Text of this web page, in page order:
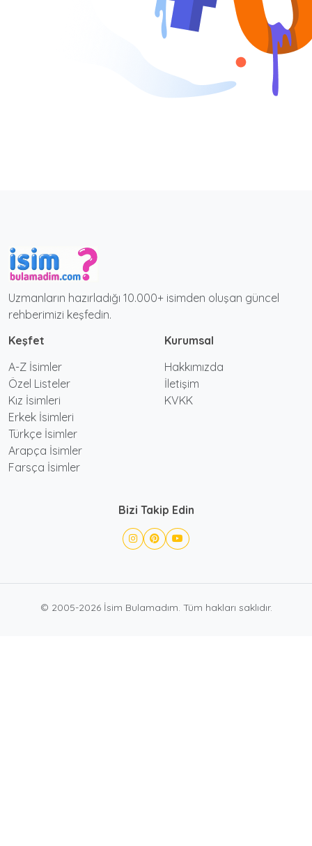
Uzmanların hazırladığı 10.000+ isimden oluşan güncel
rehberimizi keşfedin.
Keşfet
A-Z İsimler
Özel Listeler
Kız İsimleri
Erkek İsimleri
Türkçe İsimler
Arapça İsimler
Farsça İsimler
Kurumsal
Hakkımızda
İletişim
KVKK
Bizi Takip Edin
© 2005-2026 İsim Bulamadım. Tüm hakları saklıdır.